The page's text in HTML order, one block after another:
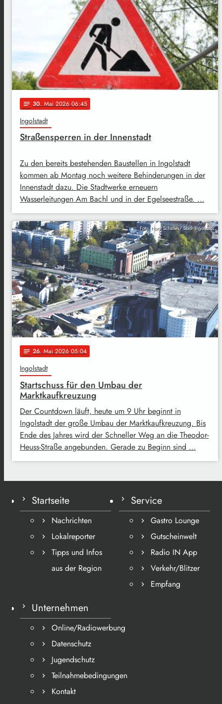
notes 30. Mai 2026 06:45
Ingolstadt
Straßensperren in der Innenstadt
Zu den bereits bestehenden Baustellen in Ingolstadt
kommen ab Montag noch weitere Behinderungen in der
Innenstadt dazu. Die Stadtwerke erneuern
Wasserleitungen Am Bachl und in der Egelseestraße. …
Foto: Horst Schalles/ Stadt Ingolstadt
notes 26. Mai 2026 05:04
Ingolstadt
Startschuss für den Umbau der
Marktkaufkreuzung
Der Countdown läuft, heute um 9 Uhr beginnt in
Ingolstadt der große Umbau der Marktkaufkreuzung. Bis
Ende des Jahres wird der Schneller Weg an die Theodor-
Heuss-Straße angebunden. Gerade zu Beginn sind …
Startseite
Nachrichten
Lokalreporter
Tipps und Infos
aus der Region
Service
Gastro Lounge
Gutscheinwelt
Radio IN App
Verkehr/Blitzer
Empfang
Unternehmen
Online/Radiowerbung
Datenschutz
Jugendschutz
Teilnahmebedingungen
Kontakt